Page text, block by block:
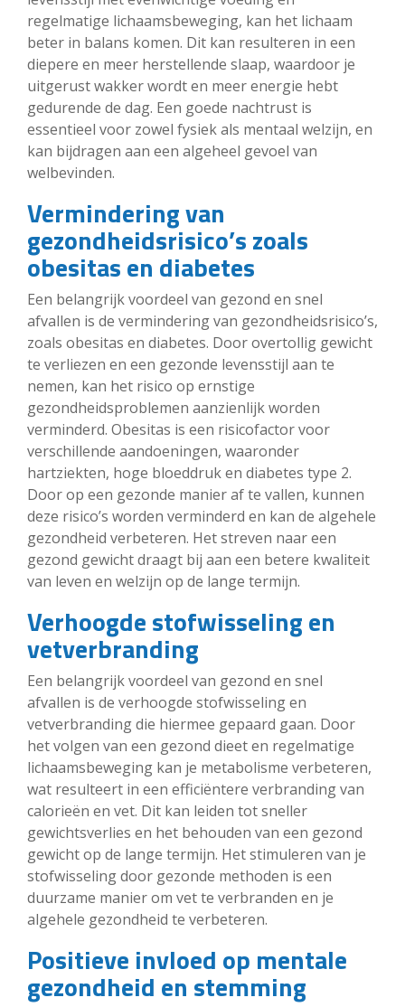
regelmatige lichaamsbeweging, kan het lichaam
beter in balans komen. Dit kan resulteren in een
diepere en meer herstellende slaap, waardoor je
uitgerust wakker wordt en meer energie hebt
gedurende de dag. Een goede nachtrust is
essentieel voor zowel fysiek als mentaal welzijn, en
kan bijdragen aan een algeheel gevoel van
welbevinden.
Vermindering van
gezondheidsrisico’s zoals
obesitas en diabetes
Een belangrijk voordeel van gezond en snel
afvallen is de vermindering van gezondheidsrisico’s,
zoals obesitas en diabetes. Door overtollig gewicht
te verliezen en een gezonde levensstijl aan te
nemen, kan het risico op ernstige
gezondheidsproblemen aanzienlijk worden
verminderd. Obesitas is een risicofactor voor
verschillende aandoeningen, waaronder
hartziekten, hoge bloeddruk en diabetes type 2.
Door op een gezonde manier af te vallen, kunnen
deze risico’s worden verminderd en kan de algehele
gezondheid verbeteren. Het streven naar een
gezond gewicht draagt bij aan een betere kwaliteit
van leven en welzijn op de lange termijn.
Verhoogde stofwisseling en
vetverbranding
Een belangrijk voordeel van gezond en snel
afvallen is de verhoogde stofwisseling en
vetverbranding die hiermee gepaard gaan. Door
het volgen van een gezond dieet en regelmatige
lichaamsbeweging kan je metabolisme verbeteren,
wat resulteert in een efficiëntere verbranding van
calorieën en vet. Dit kan leiden tot sneller
gewichtsverlies en het behouden van een gezond
gewicht op de lange termijn. Het stimuleren van je
stofwisseling door gezonde methoden is een
duurzame manier om vet te verbranden en je
algehele gezondheid te verbeteren.
Positieve invloed op mentale
gezondheid en stemming